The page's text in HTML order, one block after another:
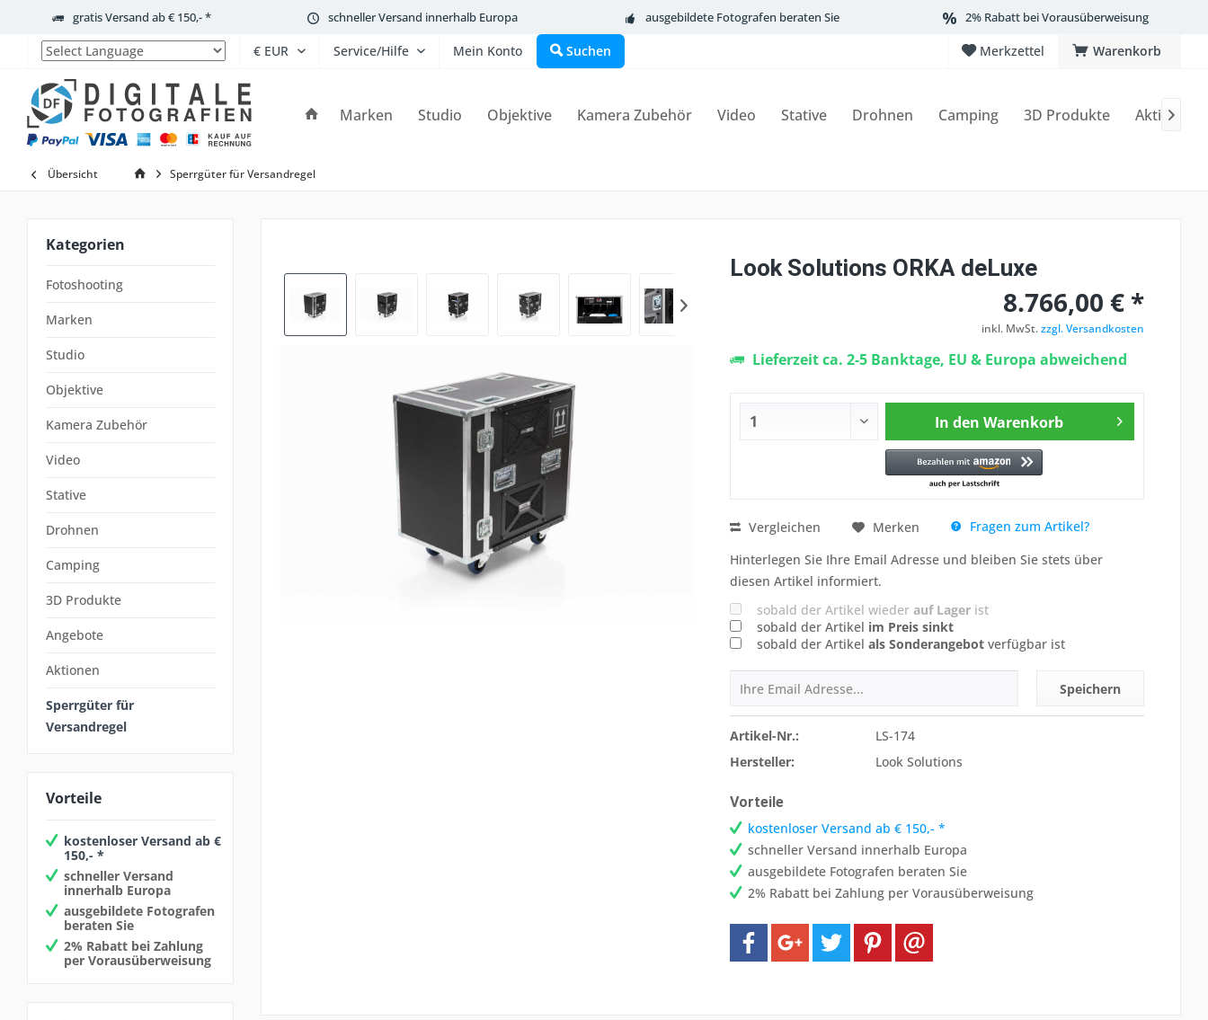
gratis Versand ab € 150,- * schneller Versand innerhalb Europa ausgebildete Fotografen beraten Sie 2% Rabatt bei Vorausüberweisung
Powered by
Warenkorb
Merkzettel
Service/Hilfe Mein Konto Suchen
Marken Studio Objektive Kamera Zubehör Video Stative Drohnen Camping 3D Produkte Aktionen

Übersicht Sperrgüter für Versandregel
Kategorien
Fotoshooting
Marken
Studio
Objektive
Kamera Zubehör
Video
Stative
Drohnen
Camping
3D Produkte
Angebote
Aktionen
Sperrgüter für
Versandregel
Vorteile
kostenloser Versand ab €
150,- *
schneller Versand
innerhalb Europa
ausgebildete Fotografen
beraten Sie
2% Rabatt bei Zahlung
per Vorausüberweisung
Look Solutions ORKA deLuxe
8.766,00 € *
inkl. MwSt.zzgl. Versandkosten
Lieferzeit ca. 2-5 Banktage, EU & Europa abweichend
In den Warenkorb
Vergleichen Merken
Fragen zum Artikel?
Hinterlegen Sie Ihre Email Adresse und bleiben Sie stets über
diesen Artikel informiert.
sobald der Artikel wieder auf Lagerist
sobald der Artikel im Preis sinkt
sobald der Artikel als Sonderangebotverfügbar ist
Speichern
Artikel-Nr.:
LS-174
Hersteller:
Look Solutions
Vorteile
kostenloser Versand ab € 150,- *
schneller Versand innerhalb Europa
ausgebildete Fotografen beraten Sie
2% Rabatt bei Zahlung per Vorausüberweisung